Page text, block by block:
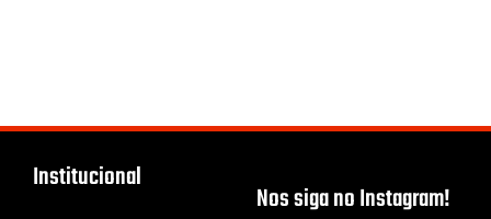
Institucional
Nos siga no Instagram!